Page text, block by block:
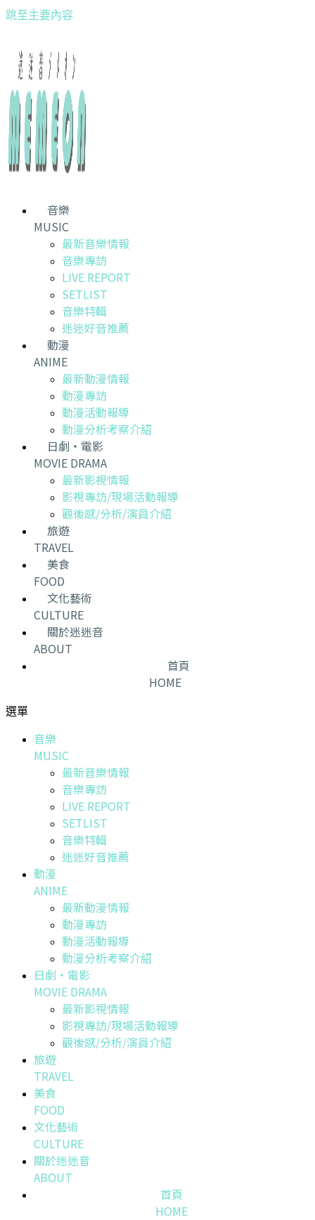
跳至主要內容
音樂
MUSIC
最新音樂情報
音樂專訪
LIVE REPORT
SETLIST
音樂特輯
迷迷好音推薦
動漫
ANIME
最新動漫情報
動漫專訪
動漫活動報導
動漫分析考察介紹
日劇・電影
MOVIE DRAMA
最新影視情報
影視專訪/現場活動報導
觀後感/分析/演員介紹
旅遊
TRAVEL
美食
FOOD
文化藝術
CULTURE
關於迷迷音
ABOUT
首頁
HOME
選單
音樂
MUSIC
最新音樂情報
音樂專訪
LIVE REPORT
SETLIST
音樂特輯
迷迷好音推薦
動漫
ANIME
最新動漫情報
動漫專訪
動漫活動報導
動漫分析考察介紹
日劇・電影
MOVIE DRAMA
最新影視情報
影視專訪/現場活動報導
觀後感/分析/演員介紹
旅遊
TRAVEL
美食
FOOD
文化藝術
CULTURE
關於迷迷音
ABOUT
首頁
HOME